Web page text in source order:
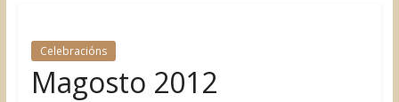
Celebracións
Magosto 2012